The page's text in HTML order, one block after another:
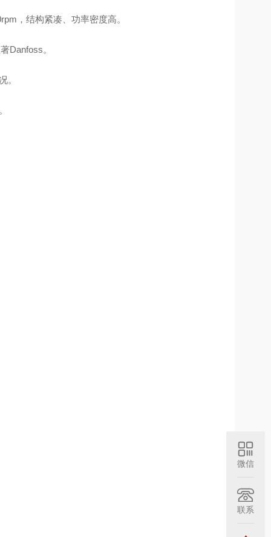
，结构紧凑、功率密度高。
Danfoss。
。
微信
联系